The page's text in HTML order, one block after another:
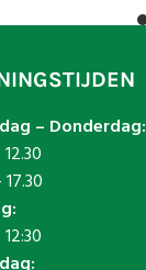
– Donderdag:
17.30